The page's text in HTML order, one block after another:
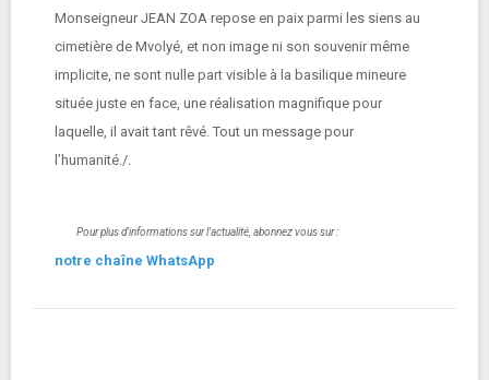
Monseigneur JEAN ZOA repose en paix parmi les siens au
cimetière de Mvolyé, et non image ni son souvenir même
implicite, ne sont nulle part visible à la basilique mineure
située juste en face, une réalisation magnifique pour
laquelle, il avait tant rêvé. Tout un message pour
l’humanité./.
Pour plus d'informations sur l'actualité, abonnez vous sur :
notre chaîne WhatsApp